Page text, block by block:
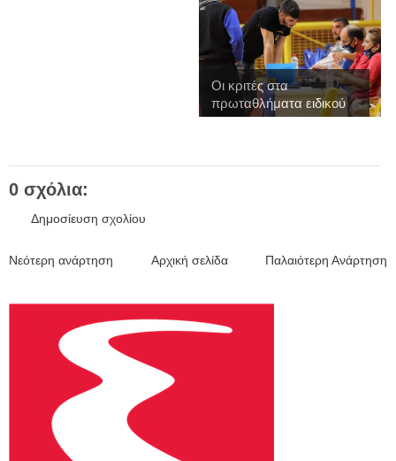
Οι κριτές στα
πρωταθλήματα ειδικού
...
0 σχόλια:
Δημοσίευση σχολίου
Νεότερη ανάρτηση Παλαιότερη Ανάρτηση
Αρχική σελίδα